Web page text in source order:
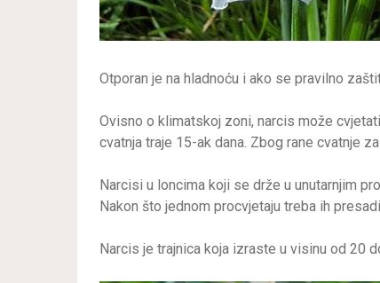
Otporan je na hladnoću i ako se pravilno
Ovisno o klimatskoj zoni, narcis može
cvatnja traje 15-ak dana. Zbog rane cvatnje
Narcisi u loncima koji se drže u unutarnjim
Nakon što jednom procvjetaju treba ih
Narcis je trajnica koja izraste u visinu od 20